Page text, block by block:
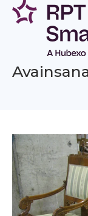
Siirry
sisältöön